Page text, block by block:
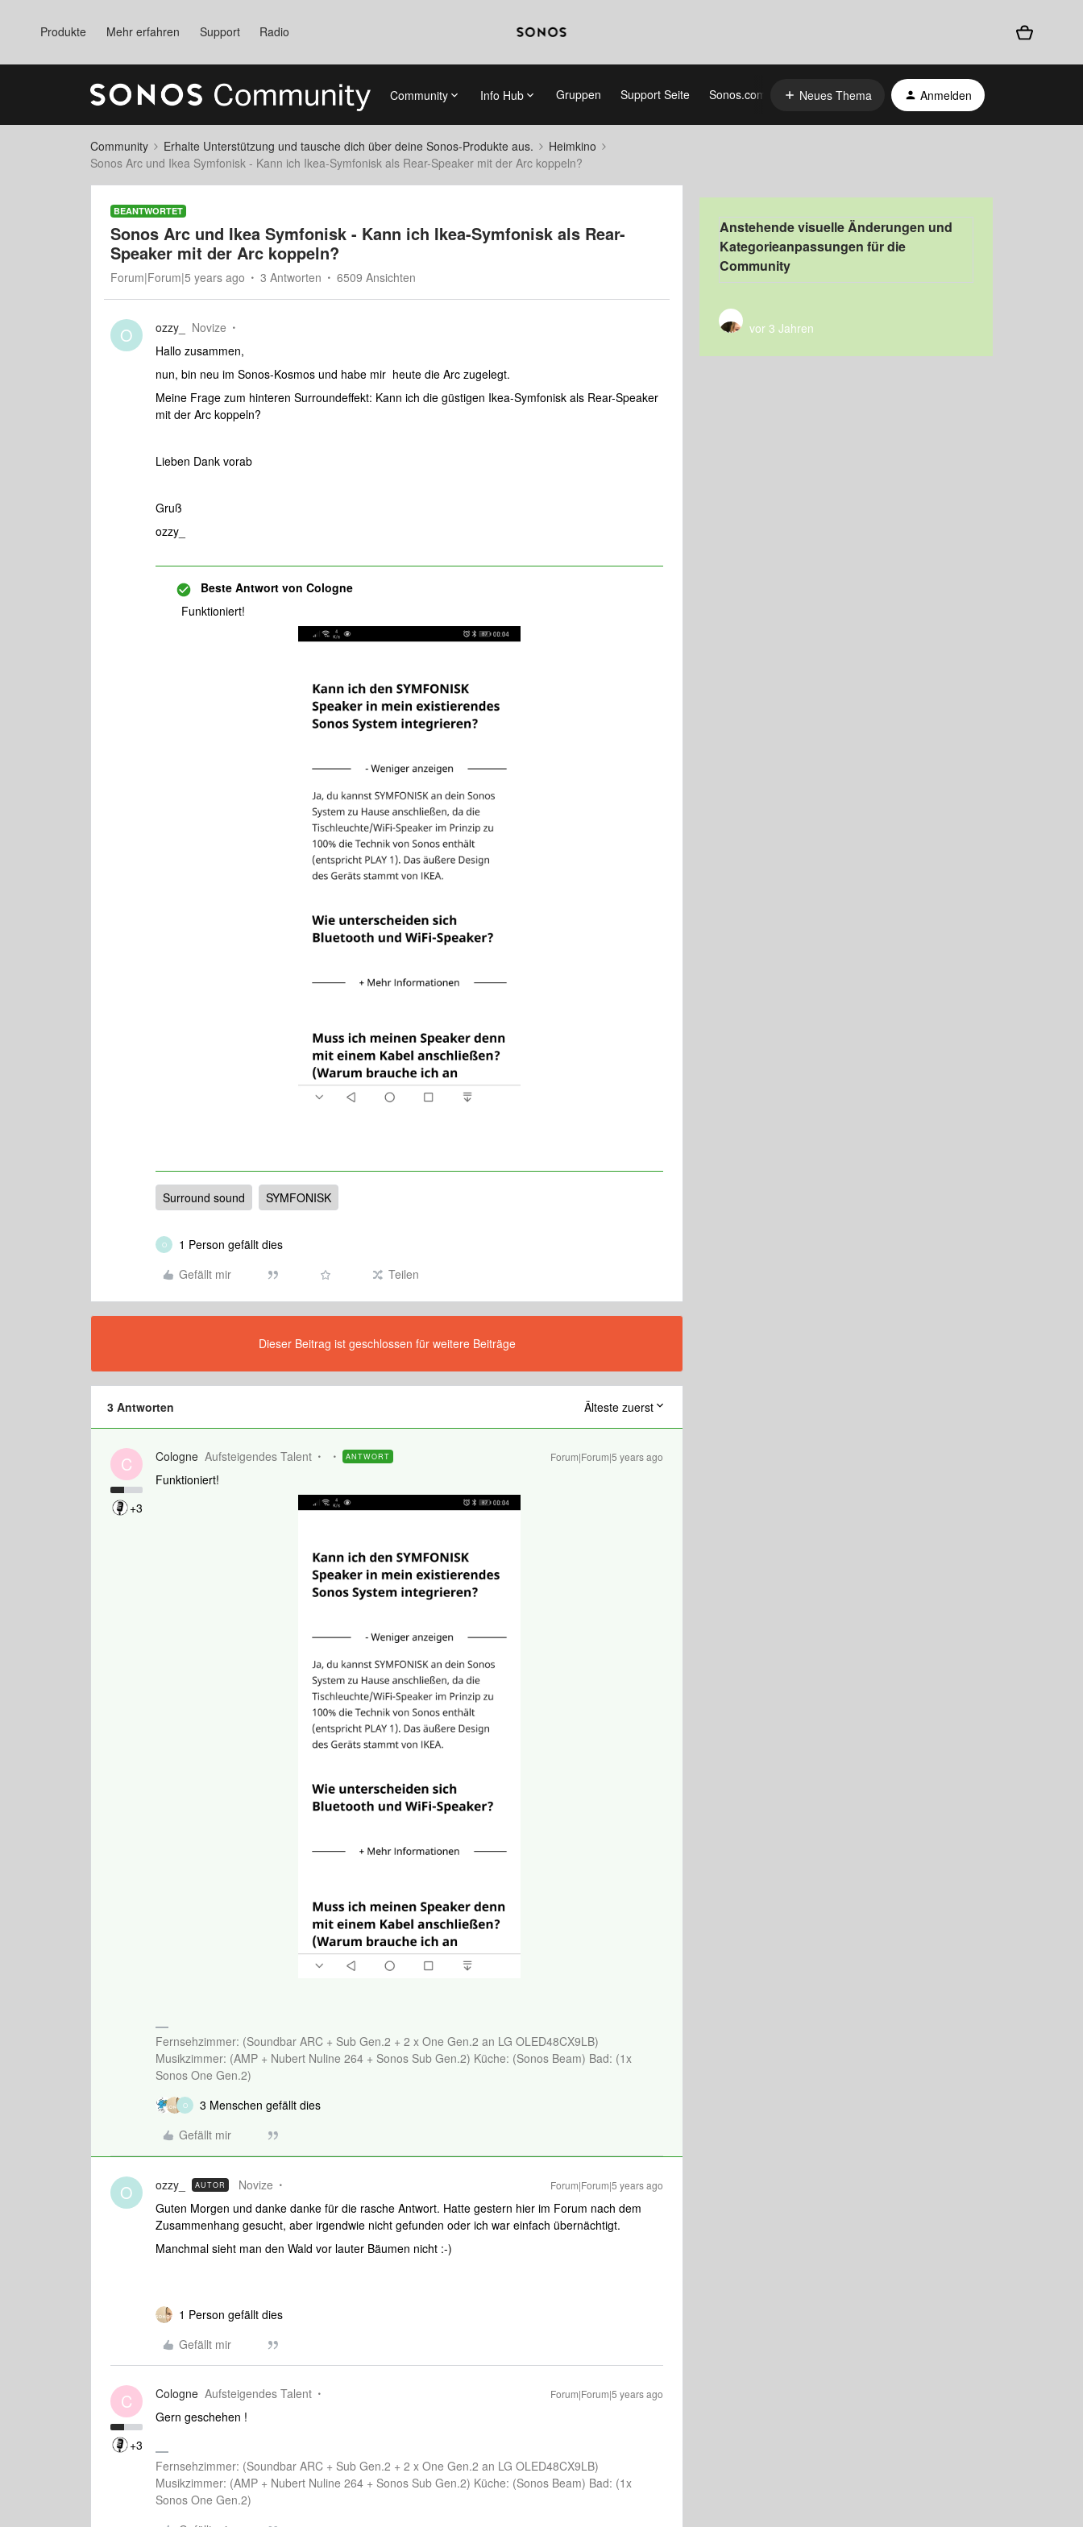
Produkte Mehr erfahren Support Radio
Community Info Hub Gruppen Support Seite Sonos.com Neues Thema Anmelden
Community Erhalte Unterstützung und tausche dich über deine Sonos-Produkte aus.
Heimkino
Sonos Arc und Ikea Symfonisk - Kann ich Ikea-Symfonisk als Rear-Speaker mit der Arc koppeln?
BEANTWORTET
Sonos Arc und Ikea Symfonisk - Kann ich Ikea-Symfonisk als Rear-
Speaker mit der Arc koppeln?
Forum|Forum|5 years ago 3 Antworten 6509 Ansichten
O ozzy_
Novize
Hallo zusammen,
nun, bin neu im Sonos-Kosmos und habe mir heute die Arc zugelegt.
Meine Frage zum hinteren Surroundeffekt: Kann ich die güstigen Ikea-Symfonisk als Rear-Speaker
mit der Arc koppeln?
Lieben Dank vorab
Gruß
ozzy_
Beste Antwort von Cologne
Funktioniert!
Surround sound SYMFONISK
O
1 Person gefällt dies
Gefällt mir
Teilen
Dieser Beitrag ist geschlossen für weitere Beiträge
3 Antworten Älteste zuerst
C
+3
Cologne Aufsteigendes Talent ANTWORT Forum|Forum|5 years ago
Funktioniert!
Fernsehzimmer: (Soundbar ARC + Sub Gen.2 + 2 x One Gen.2 an LG OLED48CX9LB)
Musikzimmer: (AMP + Nubert Nuline 264 + Sonos Sub Gen.2) Küche: (Sonos Beam) Bad: (1x
Sonos One Gen.2)
O
3 Menschen gefällt dies
Gefällt mir
O ozzy_ AUTOR Novize Forum|Forum|5 years ago
Guten Morgen und danke danke für die rasche Antwort. Hatte gestern hier im Forum nach dem
Zusammenhang gesucht, aber irgendwie nicht gefunden oder ich war einfach übernächtigt.
Manchmal sieht man den Wald vor lauter Bäumen nicht :-)
1 Person gefällt dies
Gefällt mir
C
+3
Cologne Aufsteigendes Talent Forum|Forum|5 years ago
Gern geschehen !
Fernsehzimmer: (Soundbar ARC + Sub Gen.2 + 2 x One Gen.2 an LG OLED48CX9LB)
Musikzimmer: (AMP + Nubert Nuline 264 + Sonos Sub Gen.2) Küche: (Sonos Beam) Bad: (1x
Sonos One Gen.2)
Anstehende visuelle Änderungen und
Kategorieanpassungen für die
Community
vor 3 Jahren